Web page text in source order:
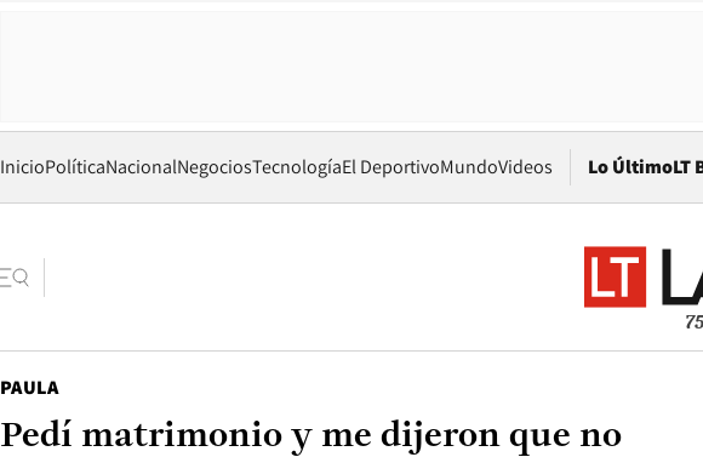
InicioPolíticaNacionalNegociosTecnologíaEl DeportivoMundoVideos Lo ÚltimoLT
PAULA
Pedí matrimonio y me dijeron que no